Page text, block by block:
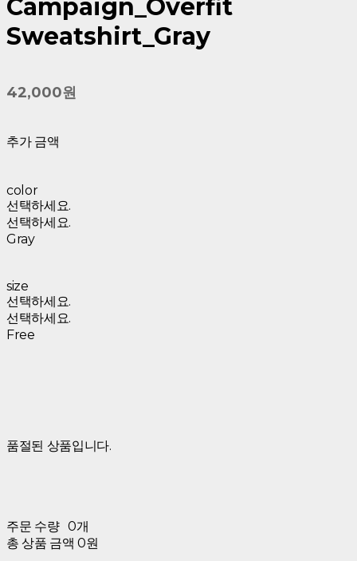
Campaign_Overfit
Sweatshirt_Gray
42,000원
추가 금액
color
선택하세요.
선택하세요.
Gray
size
선택하세요.
선택하세요.
Free
품절된 상품입니다.
주문 수량 0개
총 상품 금액 0원